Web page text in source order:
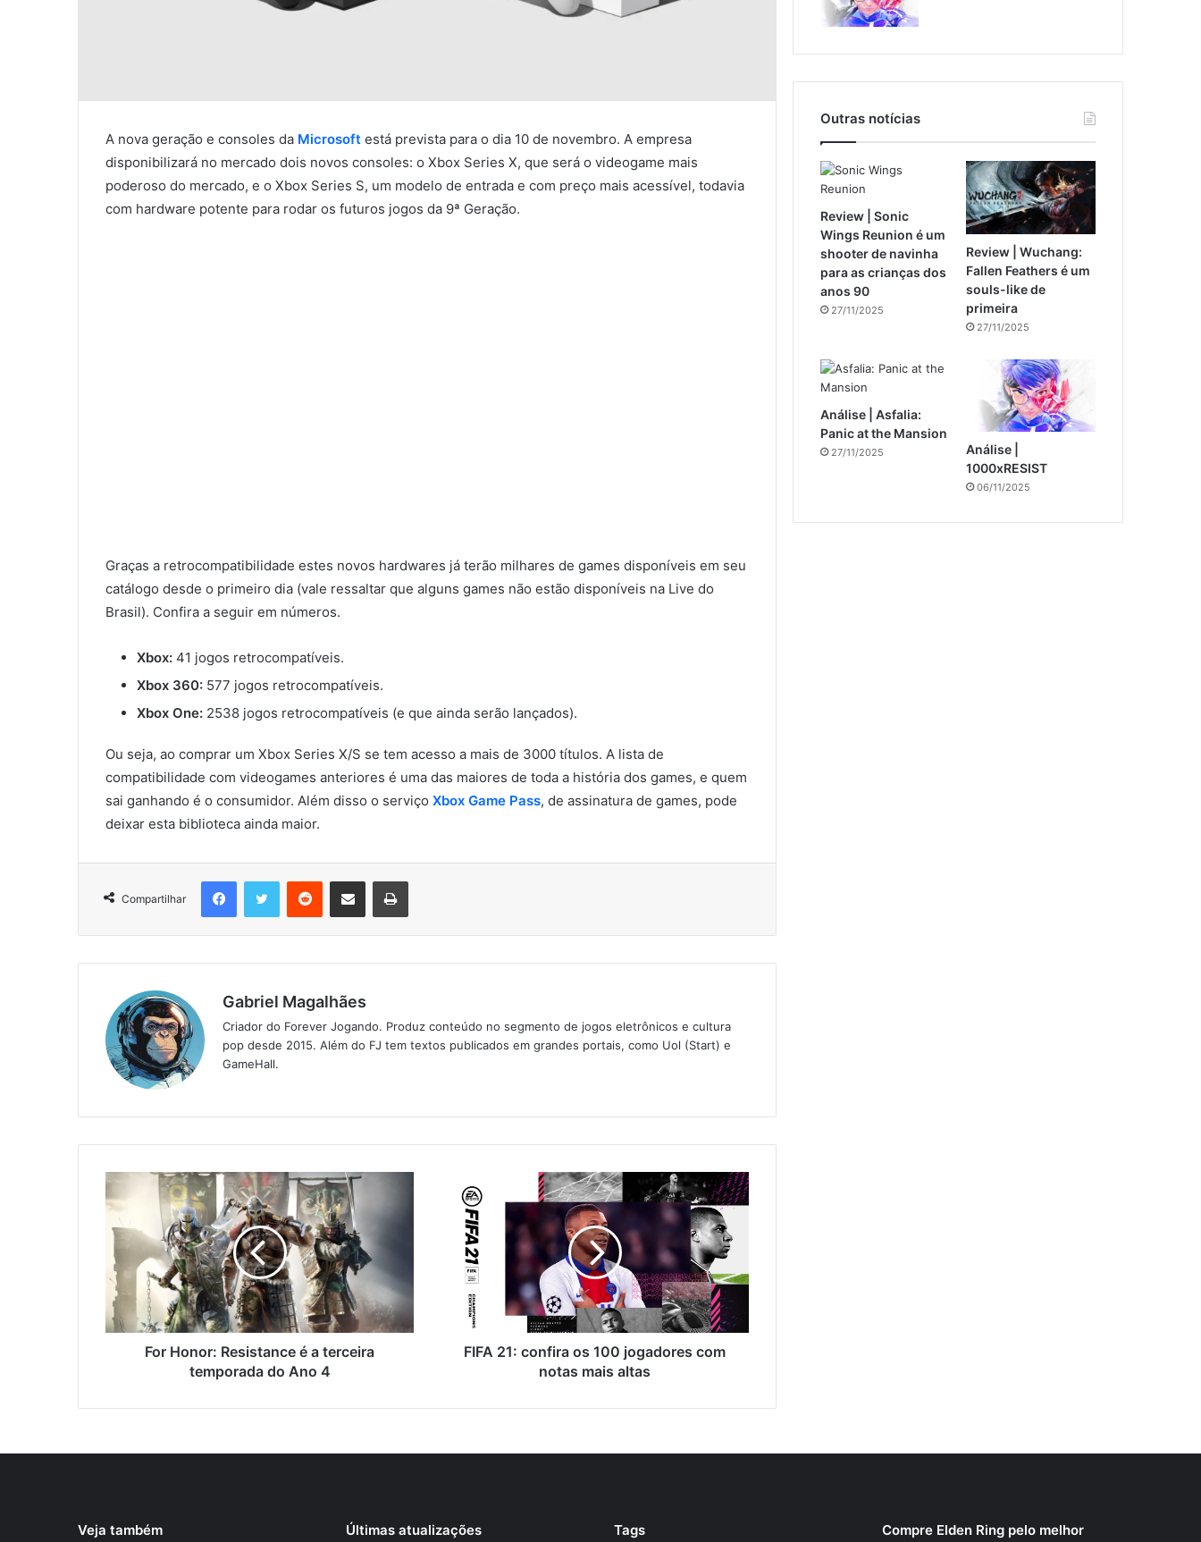
A nova geração e consoles da Microsoft está prevista para o dia 10 de novembro. A empresa
disponibilizará no mercado dois novos consoles: o Xbox Series X, que será o videogame mais
poderoso do mercado, e o Xbox Series S, um modelo de entrada e com preço mais acessível, todavia
com hardware potente para rodar os futuros jogos da 9ª Geração.
Graças a retrocompatibilidade estes novos hardwares já terão milhares de games disponíveis em seu
catálogo desde o primeiro dia (vale ressaltar que alguns games não estão disponíveis na Live do
Brasil). Confira a seguir em números.
Xbox: 41 jogos retrocompatíveis.
Xbox 360: 577 jogos retrocompatíveis.
Xbox One: 2538 jogos retrocompatíveis (e que ainda serão lançados).
Ou seja, ao comprar um Xbox Series X/S se tem acesso a mais de 3000 títulos. A lista de
compatibilidade com videogames anteriores é uma das maiores de toda a história dos games, e quem
sai ganhando é o consumidor. Além disso o serviço Xbox Game Pass, de assinatura de games, pode
deixar esta biblioteca ainda maior.
Compartilhar
Gabriel Magalhães
Criador do Forever Jogando. Produz conteúdo no segmento de jogos eletrônicos e cultura
pop desde 2015. Além do FJ tem textos publicados em grandes portais, como Uol (Start) e
GameHall.
For Honor: Resistance é a terceira
temporada do Ano 4
FIFA 21: confira os 100 jogadores com
notas mais altas
Outras notícias
Review | Sonic
Wings Reunion é um
shooter de navinha
para as crianças dos
anos 90
27/11/2025
Review | Wuchang:
Fallen Feathers é um
souls-like de
primeira
27/11/2025
Análise | Asfalia:
Panic at the Mansion
27/11/2025
Análise |
1000xRESIST
06/11/2025
Veja também Últimas atualizações Tags
Compre Elden Ring pelo melhor